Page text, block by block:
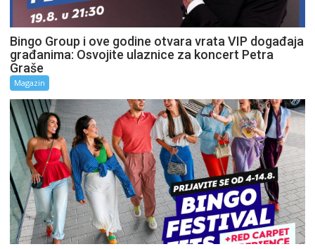
Bingo Group i ove godine otvara vrata VIP događaja
građanima: Osvojite ulaznice za koncert Petra
Graše
Magazin